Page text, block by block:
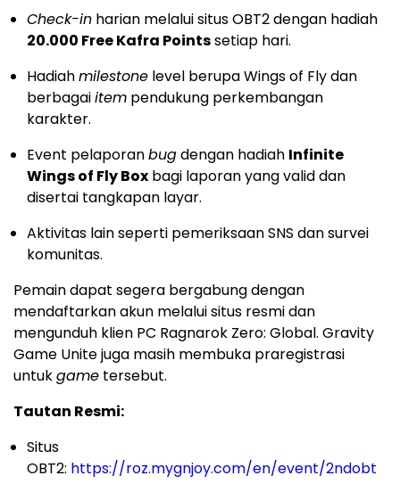
Check-in harian melalui situs OBT2 dengan hadiah
20.000 Free Kafra Pointssetiap hari.
Hadiahmilestone level berupa Wings of Fly dan
berbagaiitem pendukung perkembangan
karakter.
Event pelaporanbugdengan hadiah Infinite
Wings of Fly Box bagi laporan yang valid dan
disertai tangkapan layar.
Aktivitas lain seperti pemeriksaan SNS dan survei
komunitas.
Pemain dapat segera bergabung dengan
mendaftarkan akun melalui situs resmi dan
mengunduh klien PC Ragnarok Zero: Global. Gravity
Game Unite juga masih membuka praregistrasi
untukgame tersebut.
Tautan Resmi:
Situs
OBT2: https://roz.mygnjoy.com/en/event/2ndobt